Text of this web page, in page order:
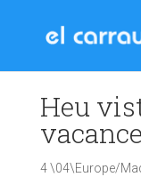
Heu
4 \04\Europe/